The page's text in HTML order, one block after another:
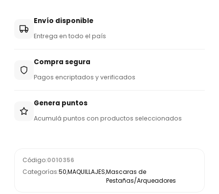
Envío disponible
Entrega en todo el país
Compra segura
Pagos encriptados y verificados
Genera puntos
Acumulá puntos con productos seleccionados
Código:0010356
Categorías:50,MAQUILLAJES,Mascaras de
Pestañas/Arqueadores